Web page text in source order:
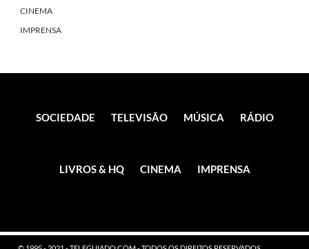
CINEMA
IMPRENSA
SOCIEDADE TELEVISÃO MÚSICA RÁDIO
LIVROS & HQ CINEMA IMPRENSA